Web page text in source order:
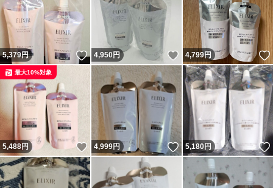
5,379円 いいね！
4,950円 いいね！
4,799円
5,488円 いいね！
最大10%対象
4,999円 いいね！
5,180円